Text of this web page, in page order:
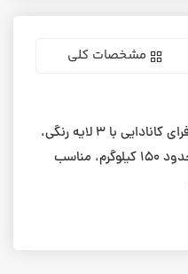
مشخصات کلی
تخته ۷ لایه‌ ساخته شده از چوب افرای کانادایی با ۳ لایه رنگی،
با گودی متوسط، با تحمل وزن تا حدود ۱۵۰ کیلوگرم، مناسب